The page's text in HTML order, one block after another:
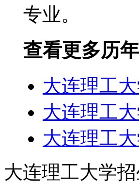
专业。
查看更多历
大连理工
大连理工
大连理工
大连理工大学